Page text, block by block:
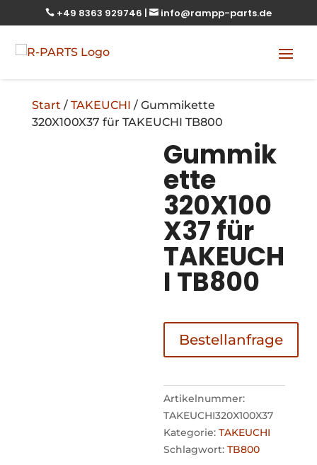
 +49 8363 929746 |  info@rampp-parts.de
Start / TAKEUCHI / Gummikette
320X100X37 für TAKEUCHI TB800
Gummik
ette
320X100
X37 für
TAKEUCH
I TB800
Bestellanfrage
Artikelnummer:
TAKEUCHI320X100X37
Kategorie:TAKEUCHI
Schlagwort:TB800